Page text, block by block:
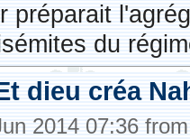
préparait
du
dieu créa
2014 07:36